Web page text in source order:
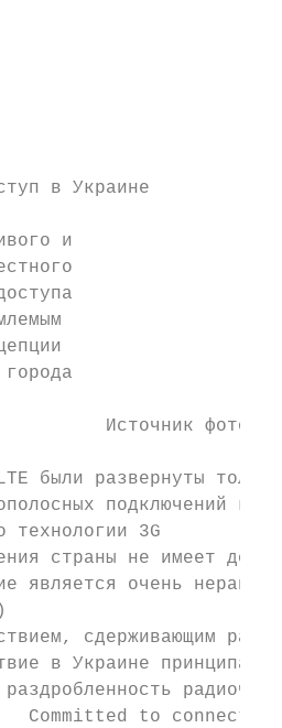
в Украине
и
города
Источник фото:
были развернуты
подключений к
технологии 3G
страны не имеет
является очень
сдерживающим
в Украине принципа
Committed to